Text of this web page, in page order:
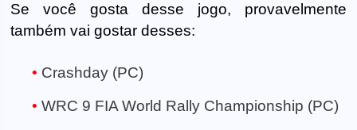
Se você gosta desse jogo, provavelmente
também vai gostar desses:
Crashday (PC)
WRC 9 FIA World Rally Championship (PC)